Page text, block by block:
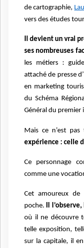
de cartographie,
vers des études
Il devient un vrai
ses nombreuses
les métiers :
attaché de presse
en marketing
du Schéma
Général du
Mais ce n’est
expérience : celle
Ce personnage
comme une
Cet amoureux de
poche. Il
où il ne découvre
telle exposition,
sur la capitale, il